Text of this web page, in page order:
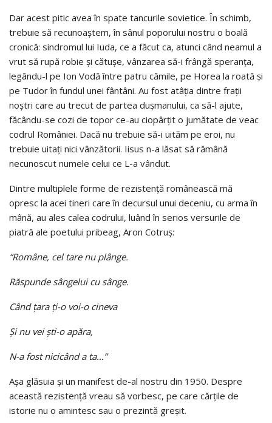
Dar acest pitic avea în spate tancurile sovietice. În schimb,
trebuie să recunoaştem, în sânul poporului nostru o boală
cronică: sindromul lui Iuda, ce a făcut ca, atunci când neamul a
vrut să rupă robie şi cătuşe, vânzarea să-i frângă speranţa,
legându-l pe Ion Vodă între patru cămile, pe Horea la roată şi
pe Tudor în fundul unei fântâni. Au fost atâţia dintre fraţii
noştri care au trecut de partea duşmanului, ca să-l ajute,
făcându-se cozi de topor ce-au ciopârţit o jumătate de veac
codrul României. Dacă nu trebuie să-i uităm pe eroi, nu
trebuie uitaţi nici vânzătorii. Iisus n-a lăsat să rămână
necunoscut numele celui ce L-a vândut.
Dintre multiplele forme de rezistenţă românească mă
opresc la acei tineri care în decursul unui deceniu, cu arma în
mână, au ales calea codrului, luând în serios versurile de
piatră ale poetului pribeag, Aron Cotruş:
“Române, cel tare nu plânge.
Răspunde sângelui cu sânge.
Când ţara ţi-o voi-o cineva
Şi nu vei şti-o apăra,
N-a fost nicicând a ta…”
Aşa glăsuia şi un manifest de-al nostru din 1950. Despre
această rezistenţă vreau să vorbesc, pe care cărţile de
istorie nu o amintesc sau o prezintă greşit.